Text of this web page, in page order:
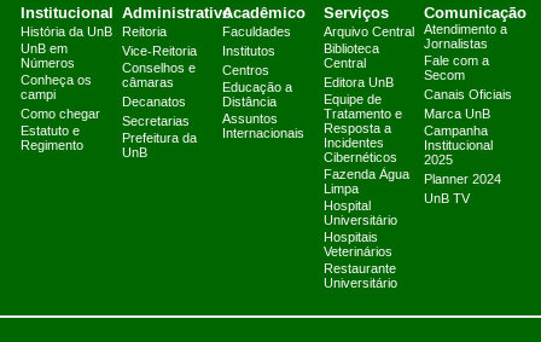
Institucional
História da UnB
UnB em
Números
Conheça os
campi
Como chegar
Estatuto e
Regimento
Administrativo
Reitoria
Vice-Reitoria
Conselhos e
câmaras
Decanatos
Secretarias
Prefeitura da
UnB
Acadêmico
Faculdades
Institutos
Centros
Educação a
Distância
Assuntos
Internacionais
Serviços
Arquivo Central
Biblioteca
Central
Editora UnB
Equipe de
Tratamento e
Resposta a
Incidentes
Cibernéticos
Fazenda Água
Limpa
Hospital
Universitário
Hospitais
Veterinários
Restaurante
Universitário
Comunicação
Atendimento a
Jornalistas
Fale com a
Secom
Canais Oficiais
Marca UnB
Campanha
Institucional
2025
Planner 2024
UnB TV